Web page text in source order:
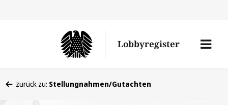
Lobbyregister
Menü
befinden
zurück zu: Stellungnahmen/Gutachten